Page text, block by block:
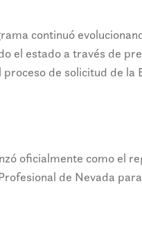
continuó
el estado a través de
de solicitud de la
oficialmente como el
de Nevada